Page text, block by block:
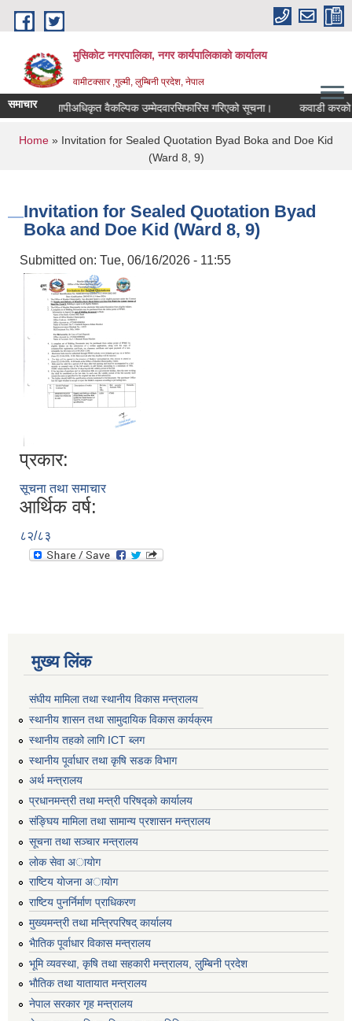
Skip to main content
मुसिकोट नगरपालिका, नगर कार्यपालिकाकाे कार्यालय
वामीटक्सार ,गुल्मी, लुम्बिनी प्रदेश, नेपाल
समाचारनापीअधिकृत वैकल्पिक उम्मेदवारसिफारिस गरिएको सूचना। कवाडी करको
You are here
Home » Invitation for Sealed Quotation Byad Boka and Doe Kid
(Ward 8, 9)
Invitation for Sealed Quotation Byad
Boka and Doe Kid (Ward 8, 9)
Submitted on: Tue, 06/16/2026 - 11:55
प्रकार:
सूचना तथा समाचार
आर्थिक वर्ष:
८२/८३
मुख्य लिंक
संघीय मामिला तथा स्थानीय विकास मन्त्रालय
स्थानीय शासन तथा सामुदायिक विकास कार्यक्रम
स्थानीय तहको लागि ICT ब्लग
स्थानीय पूर्वाधार तथा कृषि सडक विभाग
अर्थ मन्त्रालय
प्रधानमन्त्री तथा मन्त्री परिषद्काे कार्यालय
संङ्घिय मामिला तथा सामान्य प्रशासन मन्त्रालय
सूचना तथा सञ्चार मन्त्रालय
लाेक सेवा अायाेग
राष्टिय याेजना अायाेग
राष्टिय पुनर्निर्माण प्राधिकरण
मुख्यमन्त्री तथा मन्त्रिपरिषद् कार्यालय
भैातिक पूर्वाधार विकास मन्त्रालय
भूमि व्यवस्था, कृषि तथा सहकारी मन्त्रालय, लु्म्बिनी प्रदेश
भाैतिक तथा यातायात मन्त्रालय
नेपाल सरकार गृह मन्त्रालय